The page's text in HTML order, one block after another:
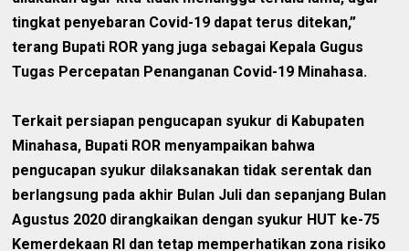
tingkat penyebaran Covid-19 dapat terus ditekan,”
terang Bupati ROR yang juga sebagai Kepala Gugus
Tugas Percepatan Penanganan Covid-19 Minahasa.
Terkait persiapan pengucapan syukur di Kabupaten
Minahasa, Bupati ROR menyampaikan bahwa
pengucapan syukur dilaksanakan tidak serentak dan
berlangsung pada akhir Bulan Juli dan sepanjang Bulan
Agustus 2020 dirangkaikan dengan syukur HUT ke-75
Kemerdekaan RI dan tetap memperhatikan zona risiko